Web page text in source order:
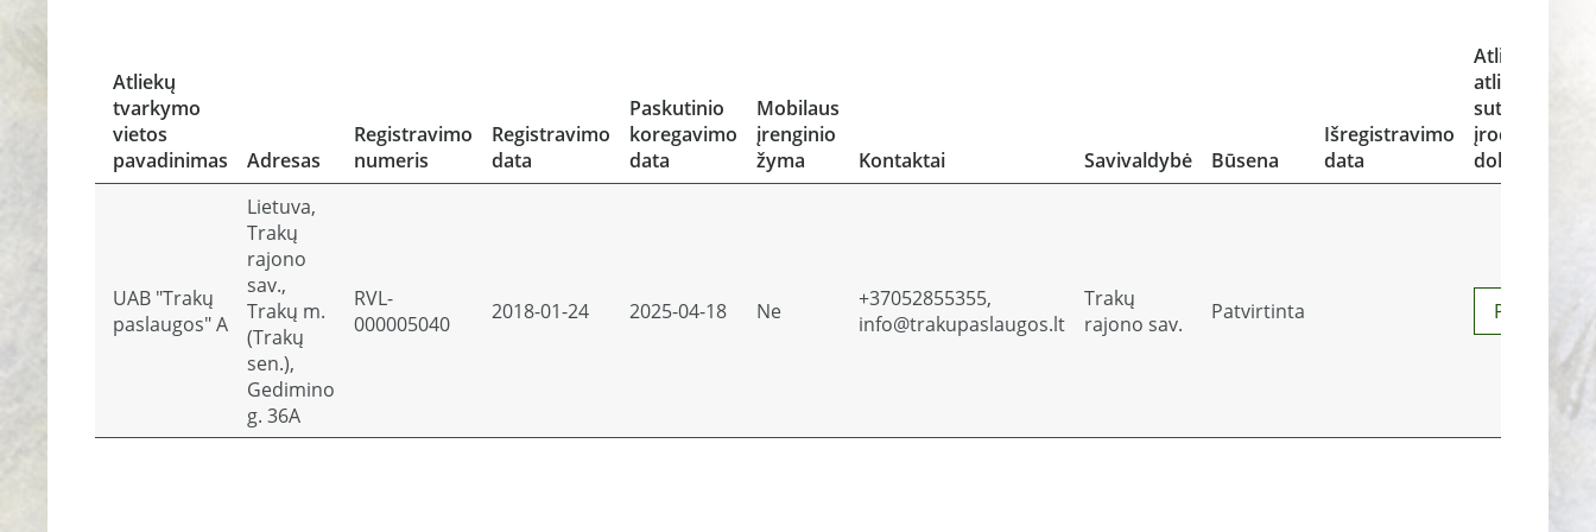
Atliekų
tvarkymo
vietos
pavadinimas
Adresas
Registravimo
numeris
Registravimo
data
Paskutinio
koregavimo
data
Mobilaus
įrenginio
žyma
Kontaktai Savivaldybė Būsena
Išregistravimo
data
Atliekos ir
atliekų
sutvarkymą
įrodantys
dokumentai
UAB "Trakų
paslaugos" A
Lietuva,
Trakų
rajono
sav.,
Trakų m.
(Trakų
sen.),
Gedimino
g. 36A
RVL-
000005040
2018-01-24 2025-04-18 Ne
+37052855355,
info@trakupaslaugos.lt
Trakų
rajono sav.
Patvirtinta Peržiūrėti